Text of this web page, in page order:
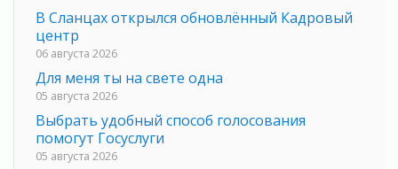
В Сланцах открылся обновлённый Кадровый
центр
06 августа 2026
Для меня ты на свете одна
05 августа 2026
Выбрать удобный способ голосования
помогут Госуслуги
05 августа 2026